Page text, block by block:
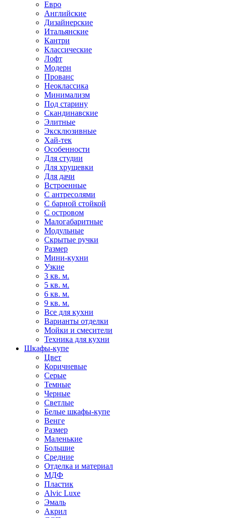
Евро
Английские
Дизайнерские
Итальянские
Кантри
Классические
Лофт
Модерн
Прованс
Неоклассика
Минимализм
Под старину
Скандинавские
Элитные
Эксклюзивные
Хай-тек
Особенности
Для студии
Для хрущевки
Для дачи
Встроенные
С антресолями
С барной стойкой
С островом
Малогабаритные
Модульные
Скрытые ручки
Размер
Мини-кухни
Узкие
3 кв. м.
5 кв. м.
6 кв. м.
9 кв. м.
Все для кухни
Варианты отделки
Мойки и смесители
Техника для кухни
Шкафы-купе
Цвет
Коричневые
Серые
Темные
Черные
Светлые
Белые шкафы-купе
Венге
Размер
Маленькие
Большие
Средние
Отделка и материал
МДФ
Пластик
Alvic Luxe
Эмаль
Акрил